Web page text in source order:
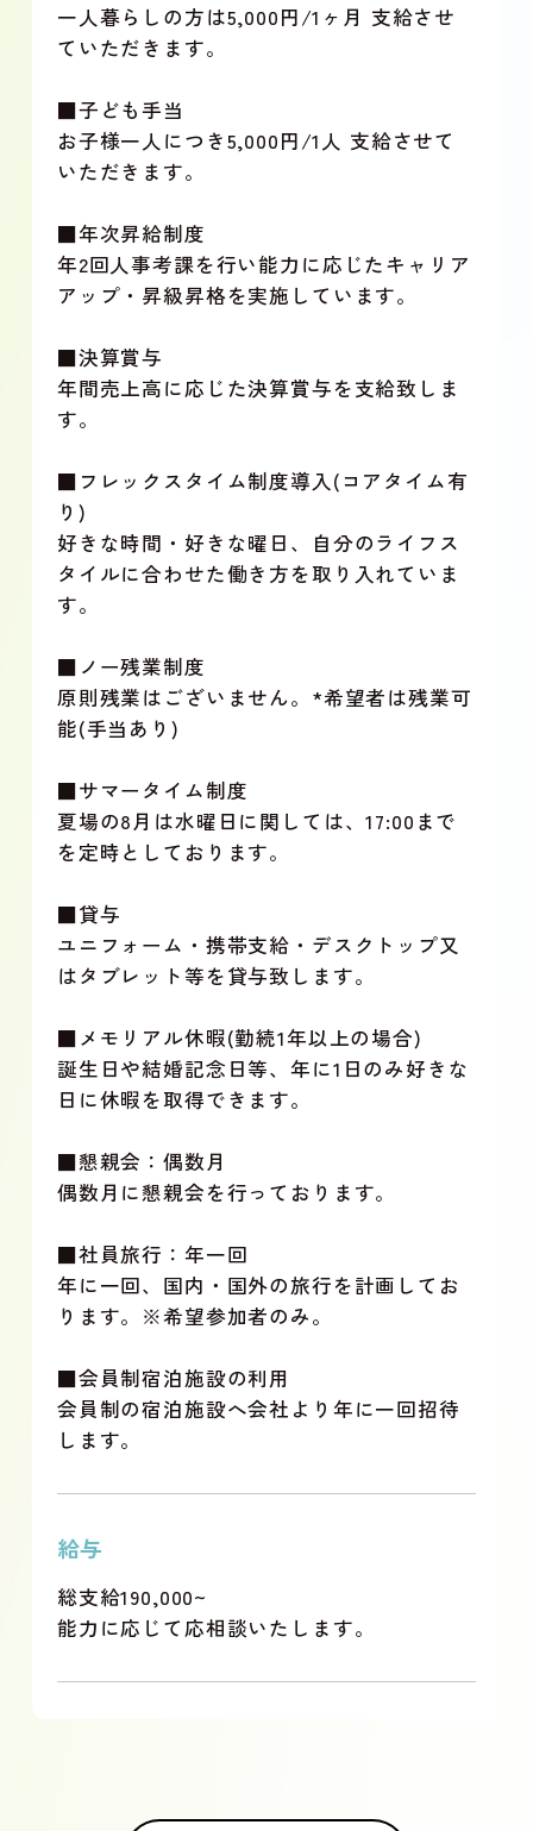
一人暮らしの方は5,000円/1ヶ月 支給させ
ていただきます。
■子ども手当
お子様一人につき5,000円/1人 支給させて
いただきます。
■年次昇給制度
年2回人事考課を行い能力に応じたキャリア
アップ・昇級昇格を実施しています。
■決算賞与
年間売上高に応じた決算賞与を支給致しま
す。
■フレックスタイム制度導入(コアタイム有
り)
好きな時間・好きな曜日、自分のライフス
タイルに合わせた働き方を取り入れていま
す。
■ノー残業制度
原則残業はございません。*希望者は残業可
能(手当あり)
■サマータイム制度
夏場の8月は水曜日に関しては、17:00まで
を定時としております。
■貸与
ユニフォーム・携帯支給・デスクトップ又
はタブレット等を貸与致します。
■メモリアル休暇(勤続1年以上の場合)
誕生日や結婚記念日等、年に1日のみ好きな
日に休暇を取得できます。
■懇親会：偶数月
偶数月に懇親会を行っております。
■社員旅行：年一回
年に一回、国内・国外の旅行を計画してお
ります。※希望参加者のみ。
■会員制宿泊施設の利用
会員制の宿泊施設へ会社より年に一回招待
します。
給与
総支給190,000~
能力に応じて応相談いたします。